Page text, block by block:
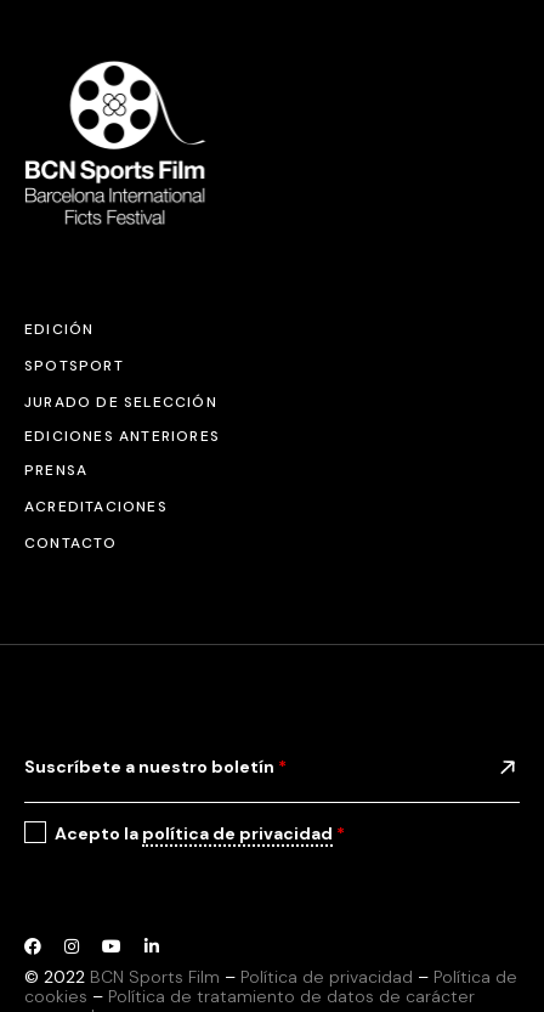
EDICIÓN
SPOTSPORT
JURADO DE SELECCIÓN
EDICIONES ANTERIORES
PRENSA
ACREDITACIONES
CONTACTO
© 2022 BCN Sports Film – Política de privacidad – Política de
cookies – Política de tratamiento de datos de carácter
Suscríbete a nuestro boletín *
Acepto la política de privacidad *